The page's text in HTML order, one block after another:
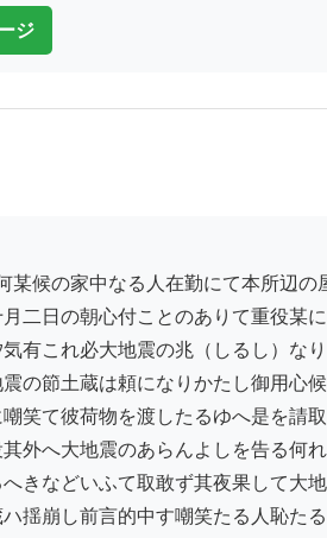
ジ
二日の朝心付ことのありて重役某
有これ必大地震の兆（しるし）な
の節土蔵は頼になりかたし御用心
笑て彼荷物を渡したるゆへ是を請
外へ大地震のあらんよしを告る何
きなどいふて取敢ず其夜果して大
揺崩し前言的中す嘲笑たる人恥た